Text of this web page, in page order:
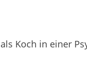
Koch in einer